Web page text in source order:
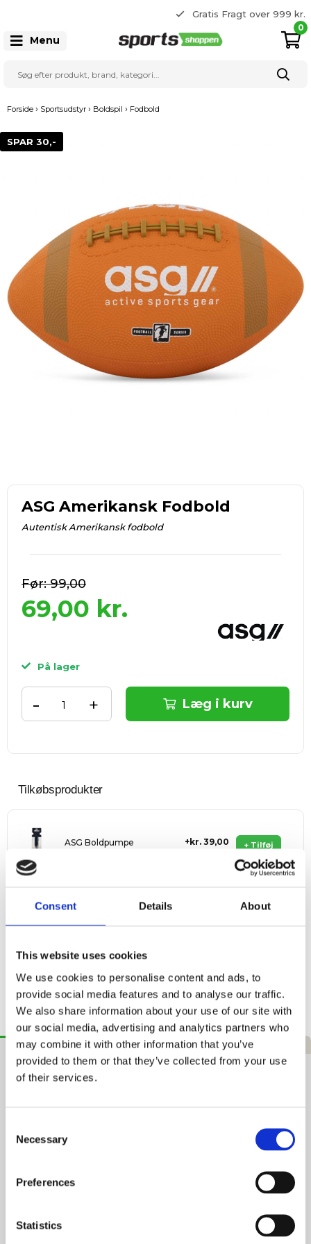
Consent Details About
This website uses cookies
We use cookies to personalise content and ads, to
provide social media features and to analyse our traffic.
We also share information about your use of our site with
our social media, advertising and analytics partners who
may combine it with other information that you’ve
provided to them or that they’ve collected from your use
of their services.
Selection
Necessary
Preferences
Statistics
Gratis Fragt over 999 kr.
22 20 80 33
Menu
0
Forside › Sportsudstyr › Boldspil › Fodbold
SPAR 30,-
ASG Amerikansk Fodbold
Autentisk Amerikansk fodbold
99,00
69,00 kr.
På lager
+
- Læg i kurv
Tilkøbsprodukter
+ Tilføj
ASG Boldpumpe kr. 39,00
Fri fragt
1–3 hverdage
365 dages returret
Tryg handel
Beskrivelse Specifikationer Anmeldelser
ASG Amerikansk Fodbold
Strålende Farve: Opfriskende orange farve, der skiller sig
for langvarig brug.
Spilklar: Ideel til rekreative spil i parken eller på